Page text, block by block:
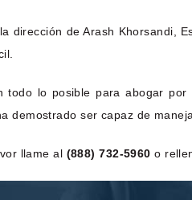
la dirección de Arash Khorsandi,
lo posible para abogar
ser capaz de
llame al (888) 732-5960 o